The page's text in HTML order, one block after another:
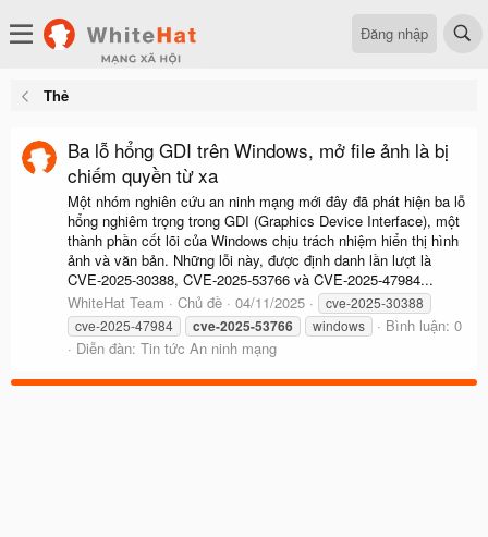
Đăng nhập
Thẻ
Ba lỗ hổng GDI trên Windows, mở file ảnh là bị
chiếm quyền từ xa
Một nhóm nghiên cứu an ninh mạng mới đây đã phát hiện ba lỗ
hổng nghiêm trọng trong GDI (Graphics Device Interface), một
thành phần cốt lõi của Windows chịu trách nhiệm hiển thị hình
ảnh và văn bản. Những lỗi này, được định danh lần lượt là
CVE-2025-30388, CVE-2025-53766 và CVE-2025-47984...
WhiteHat Team
Chủ đề 04/11/2025
cve-2025-30388
cve-2025-47984
cve-2025-53766 windows
Bình luận: 0
Diễn đàn: Tin tức An ninh mạng